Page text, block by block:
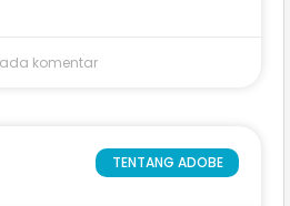
komentar
TENTANG ADOBE